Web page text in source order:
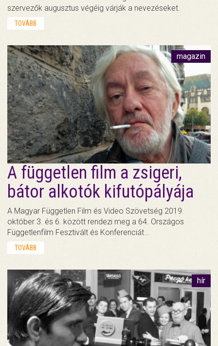
szervezők augusztus végéig várják a nevezéseket.
TOVÁBB
magazin
A független film a zsigeri,
bátor alkotók kifutópályája
A Magyar Független Film és Video Szövetség 2019.
október 3. és 6. között rendezi meg a 64. Országos
Függetlenfilm Fesztivált és Konferenciát…
TOVÁBB
hír